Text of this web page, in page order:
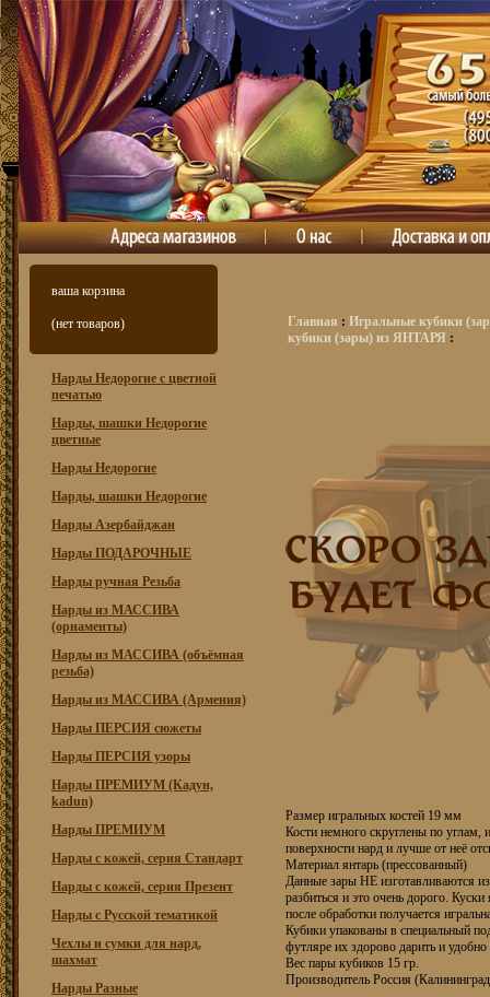
ваша корзина
(нет товаров)
Нарды Недорогие с цветной
печатью
Нарды, шашки Недорогие
цветные
Нарды Недорогие
Нарды, шашки Недорогие
Нарды Азербайджан
Нарды ПОДАРОЧНЫЕ
Нарды ручная Резьба
Нарды из МАССИВА
(орнаменты)
Нарды из МАССИВА (объёмная
резьба)
Нарды из МАССИВА (Армения)
Нарды ПЕРСИЯ сюжеты
Нарды ПЕРСИЯ узоры
Нарды ПРЕМИУМ (Кадун,
kadun)
Нарды ПРЕМИУМ
Нарды с кожей, серия Стандарт
Нарды с кожей, серия Презент
Нарды с Русской тематикой
Чехлы и сумки для нард,
шахмат
Нарды Разные
Главная : Игральные кубики
кубики (зары) из ЯНТАРЯ :
Размер игральных костей 19 мм
Кости немного скруглены по углам,
поверхности нард и лучше от неё
Материал янтарь (прессованный)
Данные зары НЕ изготавливаются
разбиться и это очень дорого.
после обработки получается
Кубики упакованы в специальный
футляре их здорово дарить и удобно
Вес пары кубиков 15 гр.
Производитель Россия